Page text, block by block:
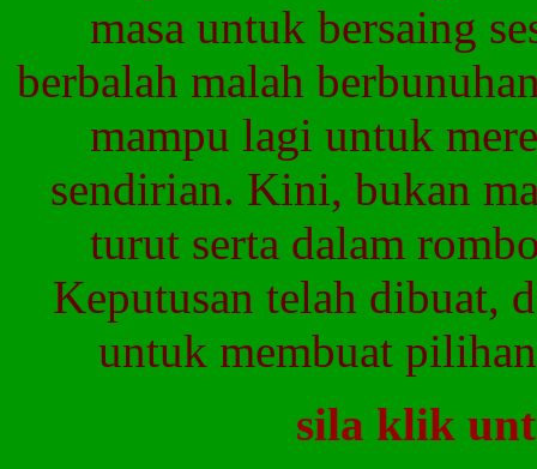
masa untuk bersaing
berbalah malah
mampu lagi untuk
sendirian. Kini, bukan
turut serta dalam
Keputusan telah dibuat,
untuk membuat pilihan
sila klik